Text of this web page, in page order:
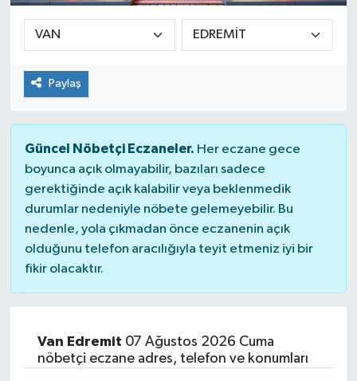
Paylaş
Güncel Nöbetçi Eczaneler. Her eczane gece
boyunca açık olmayabilir, bazıları sadece
gerektiğinde açık kalabilir veya beklenmedik
durumlar nedeniyle nöbete gelemeyebilir. Bu
nedenle, yola çıkmadan önce eczanenin açık
olduğunu telefon aracılığıyla teyit etmeniz iyi bir
fikir olacaktır.
Van Edremit 07 Ağustos 2026 Cuma
nöbetçi eczane adres, telefon ve konumları